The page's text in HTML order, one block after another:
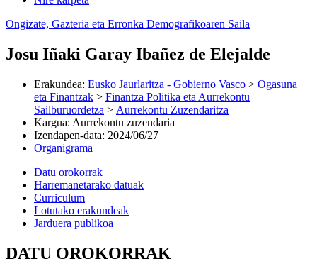
Ongizate, Gazteria eta Erronka Demografikoaren Saila
Josu Iñaki Garay Ibañez de Elejalde
Erakundea: Eusko Jaurlaritza - Gobierno Vasco > Ogasuna
eta Finantzak > Finantza Politika eta Aurrekontu
Sailburuordetza > Aurrekontu Zuzendaritza
Kargua: Aurrekontu zuzendaria
Izendapen-data: 2024/06/27
Organigrama
Datu orokorrak
Harremanetarako datuak
Curriculum
Lotutako erakundeak
Jarduera publikoa
DATU OROKORRAK